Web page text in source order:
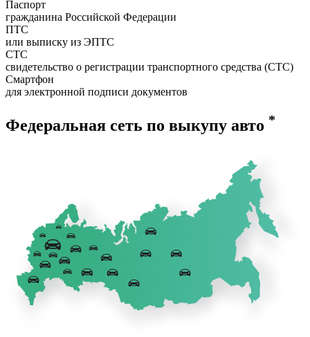
Паспорт
гражданина Российской Федерации
ПТС
или выписку из ЭПТС
СТС
свидетельство о регистрации транспортного средства (СТС)
Смартфон
для электронной подписи документов
Федеральная сеть по выкупу авто *